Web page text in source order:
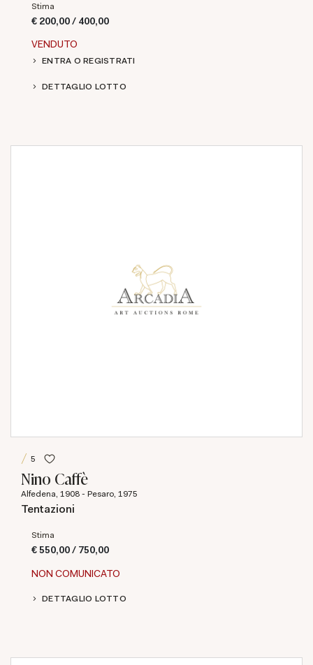
Stima
€ 200,00 / 400,00
VENDUTO
ENTRA O REGISTRATI
DETTAGLIO LOTTO
5
Nino Caffè
Alfedena, 1908 - Pesaro, 1975
Tentazioni
Stima
€ 550,00 / 750,00
NON COMUNICATO
DETTAGLIO LOTTO